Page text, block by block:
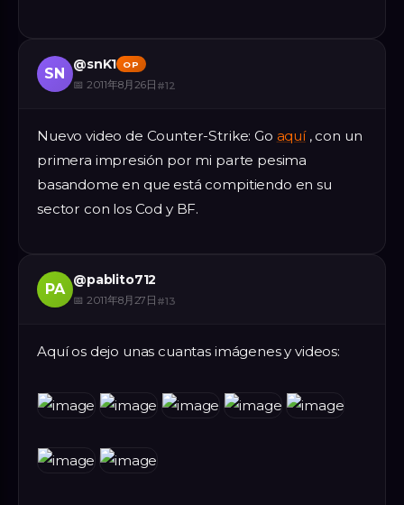
SN
@snK1 OP
📅 2011年8月26日 #12
Nuevo video de Counter-Strike: Go aquí, con un
primera impresión por mi parte pesima
basandome en que está compitiendo en su
sector con los Cod y BF.
PA
@pablito712
📅 2011年8月27日 #13
Aquí os dejo unas cuantas imágenes y videos: